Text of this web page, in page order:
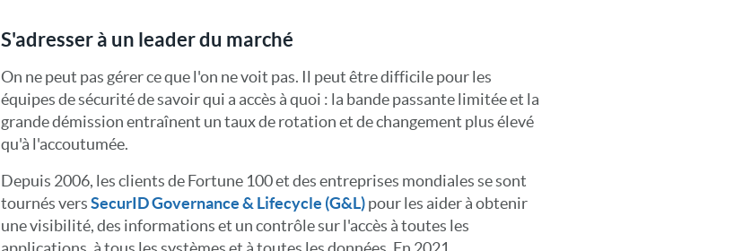
S'adresser à un leader du marché
On ne peut pas gérer ce que l'on ne voit pas. Il peut être difficile pour les
équipes de sécurité de savoir qui a accès à quoi : la bande passante limitée et la
grande démission entraînent un taux de rotation et de changement plus élevé
qu'à l'accoutumée.
Depuis 2006, les clients de Fortune 100 et des entreprises mondiales se sont
tournés versSecurID Governance & Lifecycle (G&L)pour les aider à obtenir
une visibilité, des informations et un contrôle sur l'accès à toutes les